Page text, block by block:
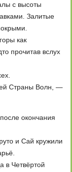
с высоты
Залитые
как
прочитав вслух
Страны Волн, —
окончания
и Сай кружили
в Четвёртой